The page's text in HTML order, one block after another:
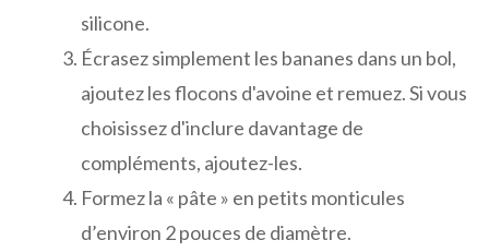
silicone.
Écrasez simplement les bananes dans un bol,
ajoutez les flocons d'avoine et remuez. Si vous
choisissez d'inclure davantage de
compléments, ajoutez-les.
Formez la « pâte » en petits monticules
d’environ 2 pouces de diamètre.